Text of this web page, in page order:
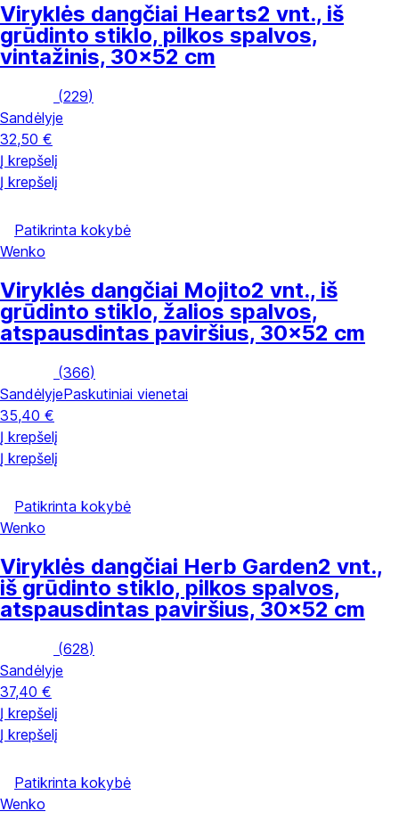
Viryklės dangčiai Hearts2 vnt., iš
grūdinto stiklo, pilkos spalvos,
vintažinis, 30x52 cm
(229)
Sandėlyje
32,50 €
Į krepšelį
Į krepšelį
Patikrinta kokybė
Wenko
Viryklės dangčiai Mojito2 vnt., iš
grūdinto stiklo, žalios spalvos,
atspausdintas paviršius, 30x52 cm
(366)
SandėlyjePaskutiniai vienetai
35,40 €
Į krepšelį
Į krepšelį
Patikrinta kokybė
Wenko
Viryklės dangčiai Herb Garden2 vnt.,
iš grūdinto stiklo, pilkos spalvos,
atspausdintas paviršius, 30x52 cm
(628)
Sandėlyje
37,40 €
Į krepšelį
Į krepšelį
Patikrinta kokybė
Wenko